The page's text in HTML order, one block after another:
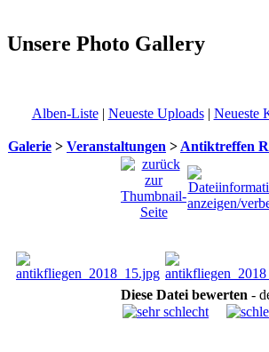
Unsere Photo Gallery
Alben-Liste| Neueste Uploads| Neueste
Galerie > Veranstaltungen > Antiktreffen
Diese Datei bewerten -